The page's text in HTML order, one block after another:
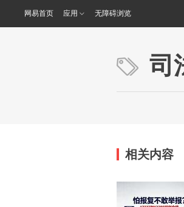
网易首页 应用 无障碍浏览
司
相关内容